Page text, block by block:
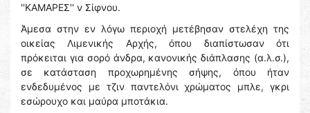
''ΚΑΜΑΡΕΣ'' ν Σίφνου.
Άμεσα στην εν λόγω περιοχή μετέβησαν στελέχη της
οικείας Λιμενικής Αρχής, όπου διαπίστωσαν ότι
πρόκειται για σορό άνδρα, κανονικής διάπλασης (α.λ.σ.),
σε κατάσταση προχωρημένης σήψης, όπου ήταν
ενδεδυμένος με τζιν παντελόνι χρώματος μπλε, γκρι
εσώρουχο και μαύρα μποτάκια.